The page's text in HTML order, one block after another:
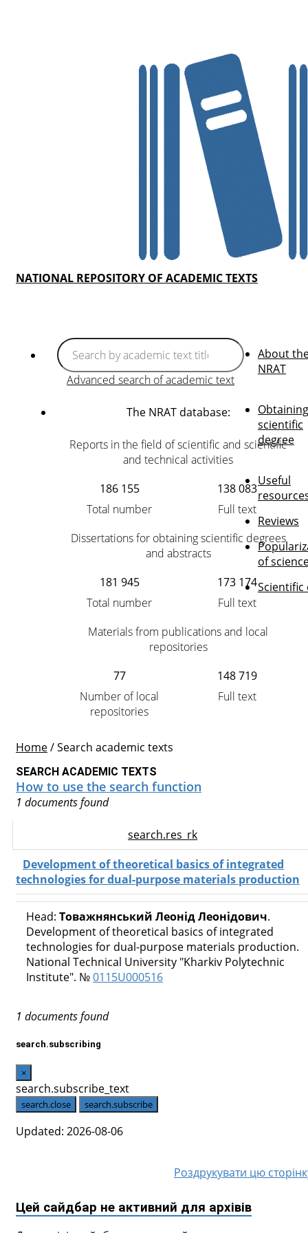
NATIONAL REPOSITORY OF ACADEMIC TEXTS
Advanced search of academic text
The NRAT database:
Reports in the field of scientific and scientific
and technical activities
186 155
Total number
138 083
Full text
Dissertations for obtaining scientific degrees
and abstracts
181 945
Total number
173 174
Full text
Materials from publications and local
repositories
77
Number of local
repositories
148 719
Full text
About
NRAT
scientific
degree
Useful
Reviews
of
Scientific
Home/Search academic texts
SEARCH ACADEMIC TEXTS
How to use the search function
1 documents found
search.res_rk
Development of theoretical basics of integrated
technologies for dual-purpose materials production
Head: Товажнянський Леонід Леонідович.
Development of theoretical basics of integrated
technologies for dual-purpose materials production.
National Technical University "Kharkiv Polytechnic
Institute". №0115U000516
1 documents found
search.subscribing
×
search.subscribe_text
search.close search.subscribe
Updated: 2026-08-06
Роздрукувати цю
Цей сайдбар не активний для архівів